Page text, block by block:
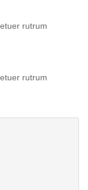
rutrum
rutrum